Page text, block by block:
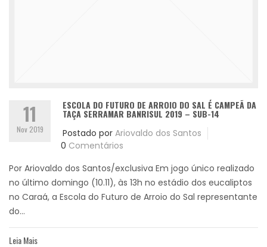
11
Nov 2019
ESCOLA DO FUTURO DE ARROIO DO SAL É CAMPEÃ DA
TAÇA SERRAMAR BANRISUL 2019 – SUB-14
Postado por Ariovaldo dos Santos
0 Comentários
Por Ariovaldo dos Santos/exclusiva Em jogo único realizado
no último domingo (10.11), às 13h no estádio dos eucaliptos
no Caraá, a Escola do Futuro de Arroio do Sal representante
do...
Leia Mais